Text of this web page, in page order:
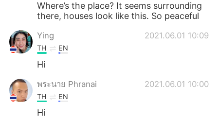
Português
Where’s the place? It seems surrounding
there, houses look like this. So peaceful
Ying 2021.06.01 10:09
TH EN
Hi
พระนาย Phranai 2021.06.01 10:00
TH EN
Hi